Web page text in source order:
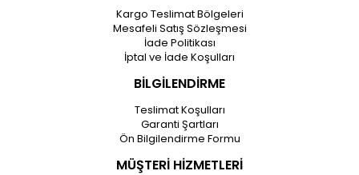
Kargo Teslimat Bölgeleri
Mesafeli Satış Sözleşmesi
İade Politikası
İptal ve İade Koşulları
BİLGİLENDİRME
Teslimat Koşulları
Garanti Şartları
Ön Bilgilendirme Formu
MÜŞTERİ HİZMETLERİ